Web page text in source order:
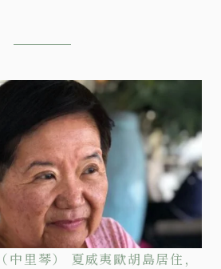
里琴） 夏威夷歐胡島居住，